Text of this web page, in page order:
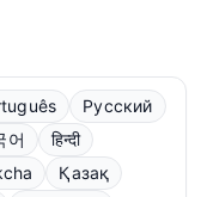
Русский
어
हिन्दी
Қазақ